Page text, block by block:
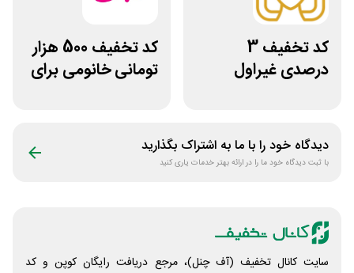
کد تخفیف 3
درصدی غیراول
کد تخفیف 500 هزار
تومانی خانومی برای
دیدگاه خود را با ما به اشتراک بگذارید
با ثبت دیدگاه خود ما را در ارائه بهتر خدمات یاری کنید
سایت کانال تخفیف (آف چنل)، مرجع دریافت رایگان کوپن و کد